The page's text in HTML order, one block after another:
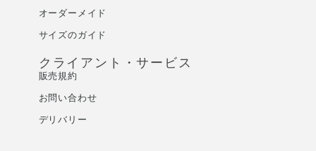
オーダーメイド
サイズのガイド
クライアント・サービス
販売規約
お問い合わせ
デリバリー